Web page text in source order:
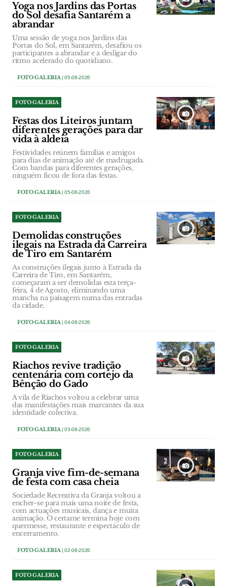
Yoga nos Jardins das Portas
do Sol desafia Santarém a
abrandar
Uma sessão de yoga nos Jardins das
Portas do Sol, em Santarém, desafiou os
participantes a abrandar e a desligar do
ritmo acelerado do quotidiano.
FOTO GALERIA | 05-08-2026
FOTO GALERIA
Festas dos Liteiros juntam
diferentes gerações para dar
vida à aldeia
Festividades reúnem famílias e amigos
para dias de animação até de madrugada.
Com bandas para diferentes gerações,
ninguém ficou de fora das festas.
FOTO GALERIA | 05-08-2026
FOTO GALERIA
Demolidas construções
ilegais na Estrada da Carreira
de Tiro em Santarém
As construções ilegais junto à Estrada da
Carreira de Tiro, em Santarém,
começaram a ser demolidas esta terça-
feira, 4 de Agosto, eliminando uma
mancha na paisagem numa das entradas
da cidade.
FOTO GALERIA | 04-08-2026
FOTO GALERIA
Riachos revive tradição
centenária com cortejo da
Bênção do Gado
A vila de Riachos voltou a celebrar uma
das manifestações mais marcantes da sua
identidade colectiva.
FOTO GALERIA | 03-08-2026
FOTO GALERIA
Granja vive fim-de-semana
de festa com casa cheia
Sociedade Recreativa da Granja voltou a
encher-se para mais uma noite de festa,
com actuações musicais, dança e muita
animação. O certame termina hoje com
quermesse, restaurante e espectáculo de
encerramento.
FOTO GALERIA | 02-08-2026
FOTO GALERIA